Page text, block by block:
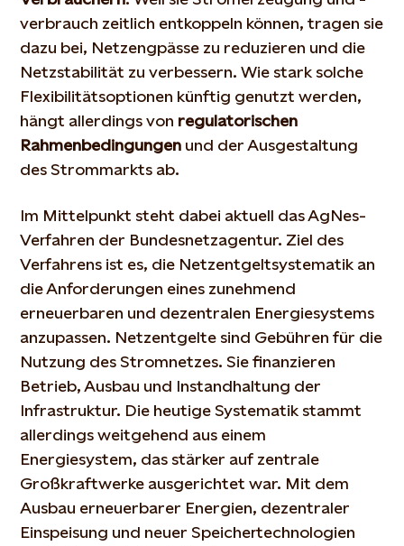
verbrauch zeitlich entkoppeln können, tragen sie
dazu bei, Netzengpässe zu reduzieren und die
Netzstabilität zu verbessern. Wie stark solche
Flexibilitätsoptionen künftig genutzt werden,
hängt allerdings von regulatorischen
Rahmenbedingungen und der Ausgestaltung
des Strommarkts ab.
Im Mittelpunkt steht dabei aktuell das AgNes-
Verfahren der Bundesnetzagentur. Ziel des
Verfahrens ist es, die Netzentgeltsystematik an
die Anforderungen eines zunehmend
erneuerbaren und dezentralen Energiesystems
anzupassen. Netzentgelte sind Gebühren für die
Nutzung des Stromnetzes. Sie finanzieren
Betrieb, Ausbau und Instandhaltung der
Infrastruktur. Die heutige Systematik stammt
allerdings weitgehend aus einem
Energiesystem, das stärker auf zentrale
Großkraftwerke ausgerichtet war. Mit dem
Ausbau erneuerbarer Energien, dezentraler
Einspeisung und neuer Speichertechnologien